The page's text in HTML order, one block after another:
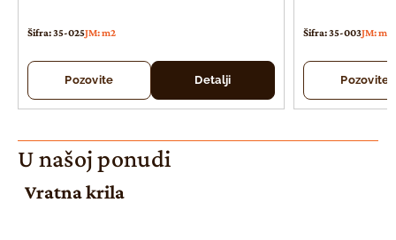
Šifra: 35-025JM: m2
Pozovite Detalji
Šifra: 35-003JM: m2
Pozovite
U našoj ponudi
Vratna krila